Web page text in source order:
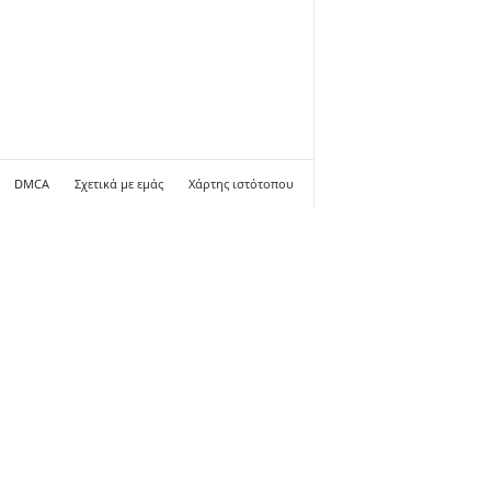
DMCA Σχετικά με εμάς Χάρτης ιστότοπου